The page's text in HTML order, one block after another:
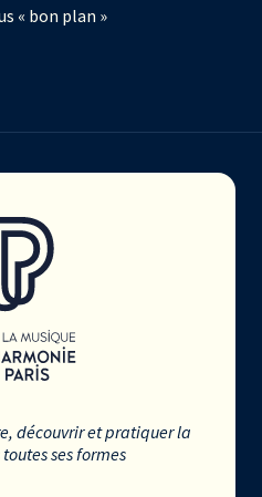
« bon plan »
découvrir et pratiquer la
ses formes